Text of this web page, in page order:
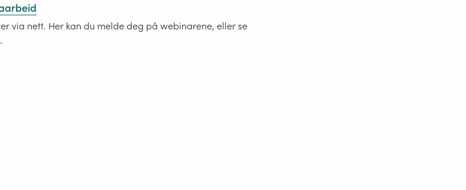
via nett. Her kan du melde deg på webinarene, eller se